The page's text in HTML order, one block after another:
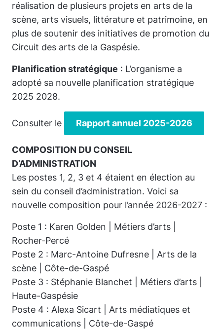
réalisation de plusieurs projets en arts de la
scène, arts visuels, littérature et patrimoine, en
plus de soutenir des initiatives de promotion du
Circuit des arts de la Gaspésie.
Planification stratégique : L’organisme a
adopté sa nouvelle planification stratégique
2025 2028.
Consulter le Rapport annuel 2025-2026
COMPOSITION DU CONSEIL
D’ADMINISTRATION
Les postes 1, 2, 3 et 4 étaient en élection au
sein du conseil d’administration. Voici sa
nouvelle composition pour l’année 2026-2027 :
Poste 1 : Karen Golden | Métiers d’arts |
Rocher-Percé
Poste 2 : Marc-Antoine Dufresne | Arts de la
scène | Côte-de-Gaspé
Poste 3 : Stéphanie Blanchet | Métiers d’arts |
Haute-Gaspésie
Poste 4 : Alexa Sicart | Arts médiatiques et
communications | Côte-de-Gaspé